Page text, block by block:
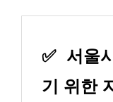
✅ 서울
기 위한